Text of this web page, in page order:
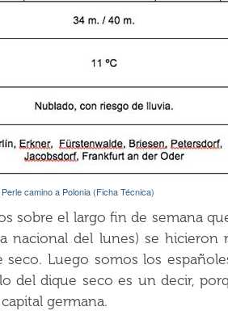
camino a Polonia (Ficha Técnica)
sobre el largo fin de semana
nacional del lunes) se hicieron
Luego somos los
del dique seco es un decir,
germana.